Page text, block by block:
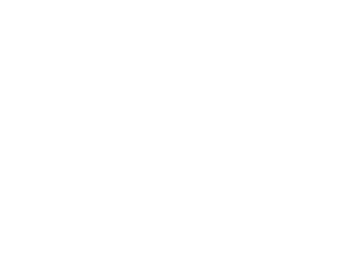
Data:Multiple